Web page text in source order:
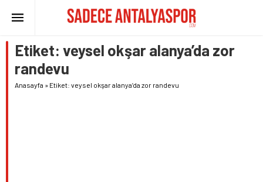
Etiket: veysel okşar alanya’da zor
randevu
Anasayfa » Etiket: veysel okşar alanya’da zor randevu